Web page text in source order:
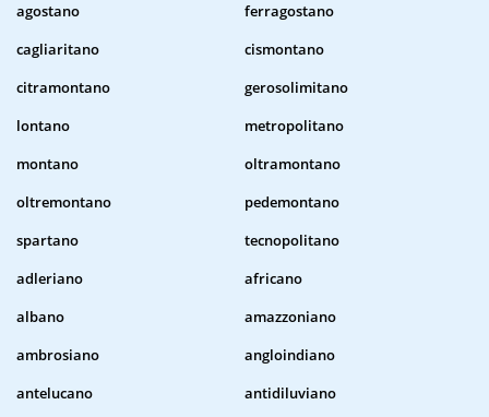
agostano
ferragostano
cagliaritano
cismontano
citramontano
gerosolimitano
lontano
metropolitano
montano
oltramontano
oltremontano
pedemontano
spartano
tecnopolitano
adleriano
africano
albano
amazzoniano
ambrosiano
angloindiano
antelucano
antidiluviano